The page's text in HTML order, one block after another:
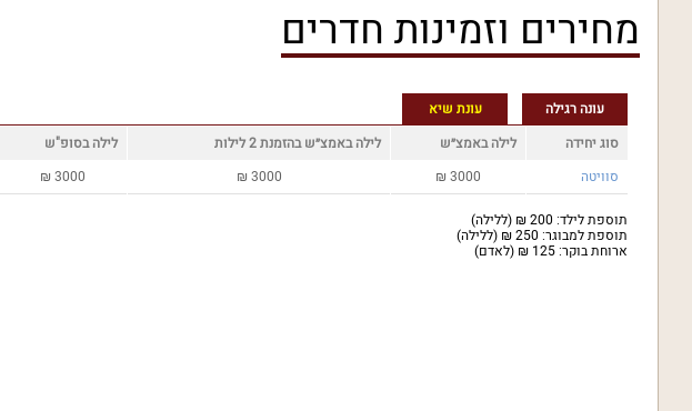
מחירים וזמינות חדרים
עונה רגילה עונת שיא
סוג יחידה
לילה באמצ״ש לילה באמצ״ש בהזמנת 2 לילות לילה בסופ"ש
סוויטה
3000
₪
3000
₪
3000
₪
תוספת לילד: 200 ₪ (ללילה)
תוספת למבוגר: 250 ₪ (ללילה)
ארוחת בוקר: 125 ₪ (לאדם)